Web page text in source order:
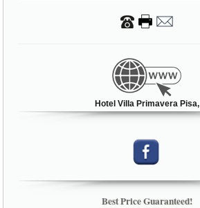
Hotel Villa Primavera Pisa,
Best Price Guaranteed!